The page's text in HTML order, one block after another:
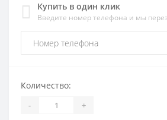
Купить в один клик
Введите номер телефона и мы
Количество:
- +